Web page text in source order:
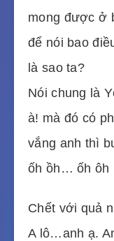
mong được ở
để nói bao
là sao ta?
Nói chung là
à! mà đó có
vắng anh thì
ốh ồh… ốh ôh
Chết với quả
A lô…anh ạ.